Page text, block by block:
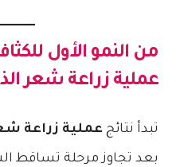
من النمو الأول
عملية زراعة شعر
تبدأ نتائج عملية زراعة
بعد تجاوز مرحلة تساقط